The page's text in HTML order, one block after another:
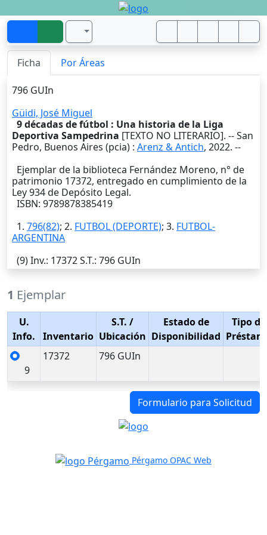
Ficha Por Áreas
796 GUIn
Güidi, José Miguel
9 décadas de fútbol : Una historia de la Liga
Deportiva Sampedrina [TEXTO NO LITERARIO]. --San
Pedro, Buenos Aires (pcia) : Arenz & Antich, 2022. --
Ejemplar de la biblioteca Fernández Moreno, n° de
patrimonio 17372, entregado en cumplimiento de la
Ley 934 de Depósito Legal.
ISBN: 9789878385419
1. 796(82); 2. FUTBOL (DEPORTE); 3. FUTBOL-
ARGENTINA
(9)Inv.: 17372S.T.: 796 GUIn
1 Ejemplar
U.
Info.
Inventario
S.T. /
Ubicación
Estado de
Disponibilidad
Tipo de
9
17372 796 GUIn
Formulario para Solicitud
Pérgamo OPAC Web